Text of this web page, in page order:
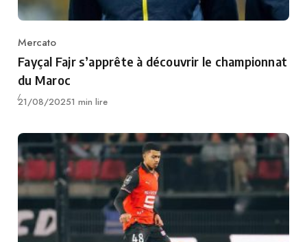
Category
Mercato
Fayçal Fajr s’apprête à découvrir le championnat
du Maroc
Publié
21/08/20251 min lire